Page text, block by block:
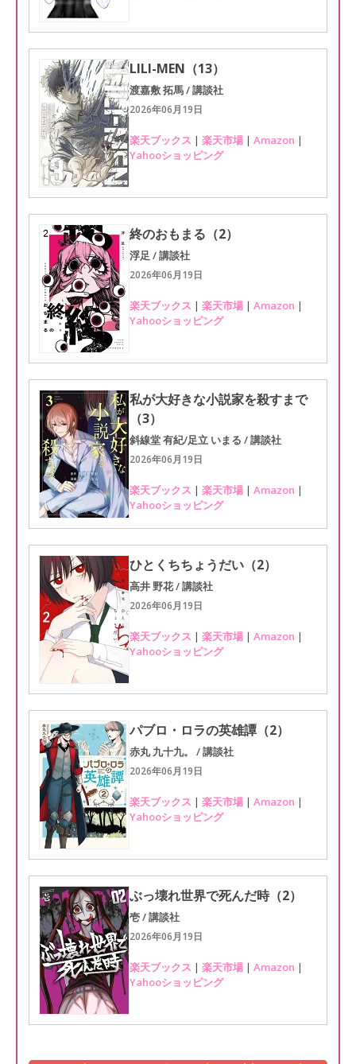
LILI-MEN（13）
渡嘉敷 拓馬 / 講談社
2026年06月19日
楽天ブックス | 楽天市場 | Amazon |
Yahooショッピング
終のおもまる（2）
浮足 / 講談社
2026年06月19日
楽天ブックス | 楽天市場 | Amazon |
Yahooショッピング
私が大好きな小説家を殺すまで
（3）
斜線堂 有紀/足立 いまる / 講談社
2026年06月19日
楽天ブックス | 楽天市場 | Amazon |
Yahooショッピング
ひとくちちょうだい（2）
高井 野花 / 講談社
2026年06月19日
楽天ブックス | 楽天市場 | Amazon |
Yahooショッピング
パブロ・ロラの英雄譚（2）
赤丸 九十九。 / 講談社
2026年06月19日
楽天ブックス | 楽天市場 | Amazon |
Yahooショッピング
ぶっ壊れ世界で死んだ時（2）
壱 / 講談社
2026年06月19日
楽天ブックス | 楽天市場 | Amazon |
Yahooショッピング